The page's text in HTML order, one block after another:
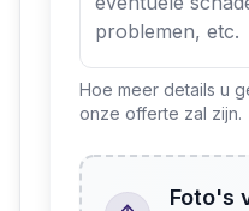
Hoe meer details u
onze offerte zal zijn.
Foto's